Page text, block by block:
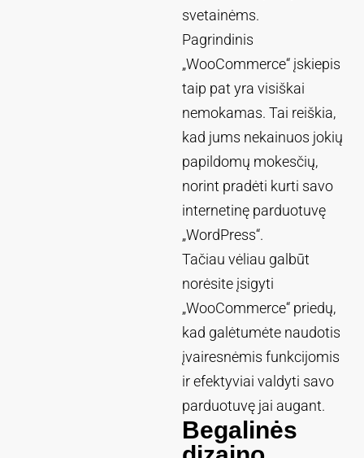
svetainėms.
Pagrindinis
„WooCommerce“ įskiepis
taip pat yra visiškai
nemokamas. Tai reiškia,
kad jums nekainuos jokių
papildomų mokesčių,
norint pradėti kurti savo
internetinę parduotuvę
„WordPress“.
Tačiau vėliau galbūt
norėsite įsigyti
„WooCommerce“ priedų,
kad galėtumėte naudotis
įvairesnėmis funkcijomis
ir efektyviai valdyti savo
parduotuvę jai augant.
Begalinės